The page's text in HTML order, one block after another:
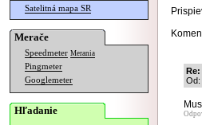
Satelitná mapa SR
Merače
Speedmeter Merania
Pingmeter
Googlemeter
Hľadanie
Od: